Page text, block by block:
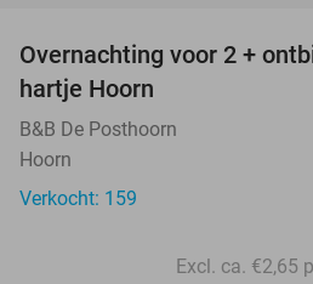
Overnachting voor 2 +
hartje Hoorn
B&B De Posthoorn
Hoorn
Verkocht: 159
Excl. ca. €2,65